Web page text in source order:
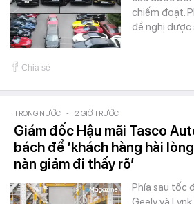
chiếm đoạt.
đề nghị được
Chia sẻ
TRONG NƯỚC - 2 GIỜ TRƯỚC
Giám đốc Hậu mãi Tasco
bách để ‘khách hàng hài
nàn giảm đi thấy rõ’
Phía sau tốc